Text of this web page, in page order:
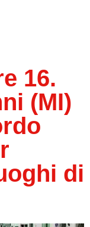
16.
(MI)
di